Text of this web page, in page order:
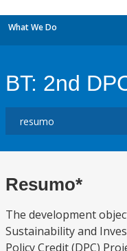
What We Do
BT: 2nd
Resumo*
The development
Sustainability and
Policy Credit (DPC)